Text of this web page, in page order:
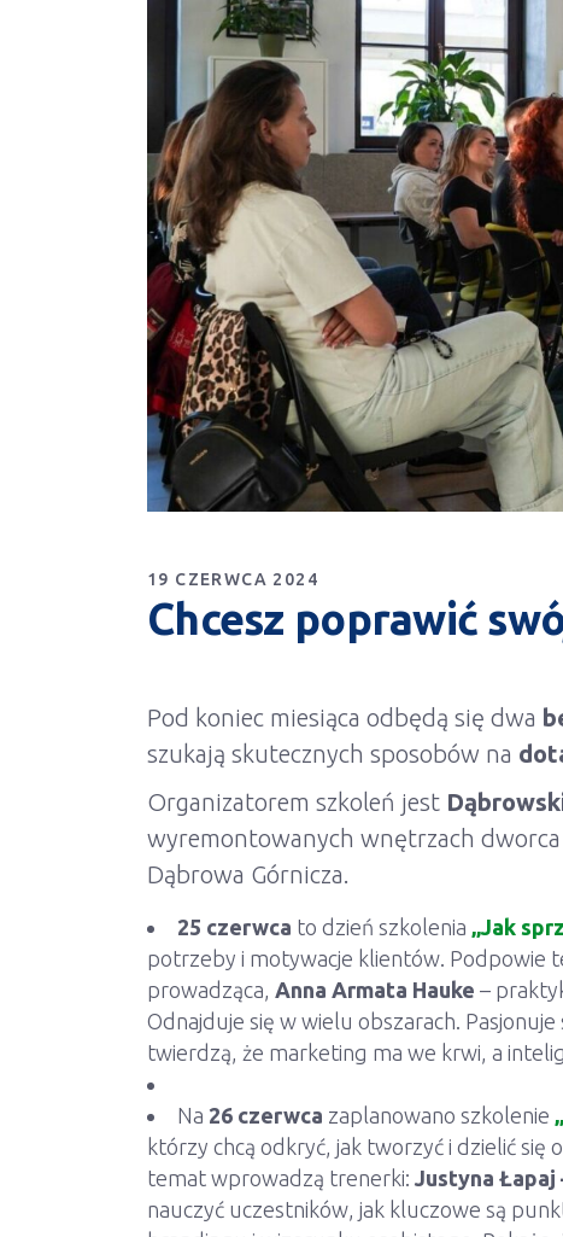
19 CZERWCA 2024
Chcesz poprawić
Pod koniec miesiąca odbędą się dwa
szukają skutecznych sposobów na
Organizatorem szkoleń jest
wyremontowanych wnętrzach dworca
Dąbrowa Górnicza.
25 czerwca to dzień szkolenia „Jak
potrzeby i motywacje klientów. Podpowie
prowadząca, Anna Armata Hauke –
Odnajduje się w wielu obszarach.
twierdzą, że marketing ma we krwi, a
Na 26 czerwca zaplanowano szkolenie
którzy chcą odkryć, jak tworzyć i dzielić
temat wprowadzą trenerki: Justyna Łapaj
nauczyć uczestników, jak kluczowe są